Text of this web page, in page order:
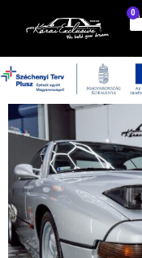
0
E31 850Ci